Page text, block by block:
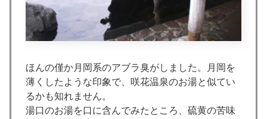
ほんの僅か月岡系のアブラ臭がしました。月岡を
薄くしたような印象で、咲花温泉のお湯と似てい
るかも知れません。
湯口のお湯を口に含んでみたところ、硫黄の苦味